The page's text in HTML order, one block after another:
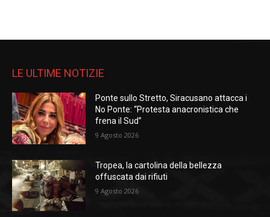
LE ULTIME NOTIZIE
Ponte sullo Stretto, Siracusano attacca i
No Ponte: “Protesta anacronistica che
frena il Sud”
9 Agosto 2026
Tropea, la cartolina della bellezza
offuscata dai rifiuti
9 Agosto 2026